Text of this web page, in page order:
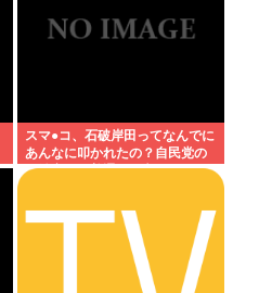
スマ●コ、石破岸田ってなんでに
あんなに叩かれたの？自民党の
政治家だし普通に保守じゃん